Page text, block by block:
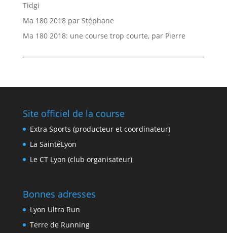
Tidgi
Ma 180 2018 par Stéphane
Ma 180 2018: une course trop courte, par Pierre
Site officiel de la course
Extra Sports (producteur et coordinateur)
La SaintéLyon
Le CT Lyon (club organisateur)
Bonnes adresses
Lyon Ultra Run
Terre de Running